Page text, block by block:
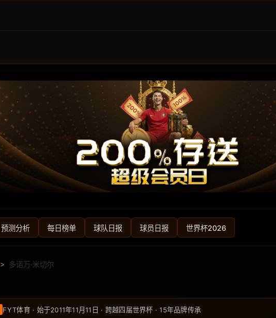
预测分析 每日榜单 球队日报 球员日报 世界杯2026
> 多诺万·米切尔
FYT体育 · 始于2011年11月11日 · 跨越四届世界杯 · 15年品牌传承